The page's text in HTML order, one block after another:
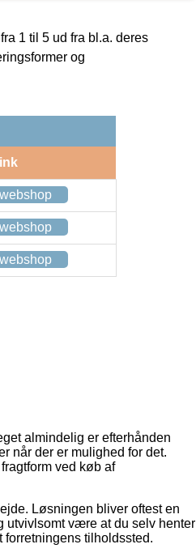
1 til 5 ud fra bl.a. deres
og
almindelig er efterhånden
når der er mulighed for det.
ved køb af
Løsningen bliver oftest en
utvivlsomt være at du selv henter
tilholdssted.